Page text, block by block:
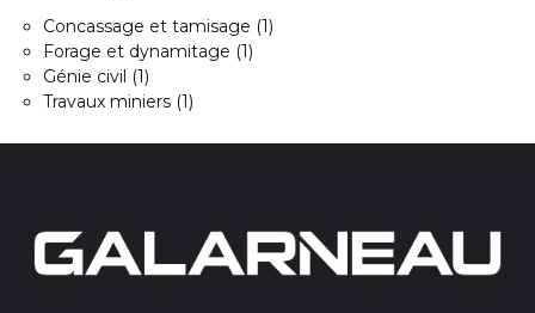
Concassage et tamisage (1)
Forage et dynamitage (1)
Génie civil (1)
Travaux miniers (1)